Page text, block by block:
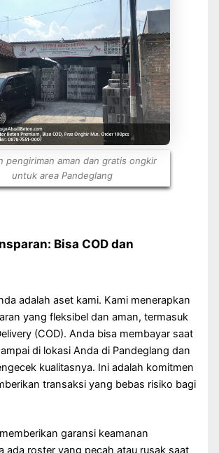
pengiriman aman dan gratis ongkir
untuk area Pandeglang
Bisa COD dan
adalah aset kami. Kami menerapkan
yang fleksibel dan aman, termasuk
(COD). Anda bisa membayar saat
di lokasi Anda di Pandeglang dan
kualitasnya. Ini adalah komitmen
transaksi yang bebas risiko bagi
garansi keamanan
ada roster yang pecah atau rusak saat